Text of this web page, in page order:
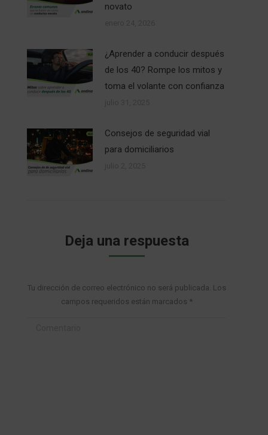
novato
¿Aprender a conducir después
de los 40? Rompe los mitos y
toma el volante con confianza
Consejos de seguridad vial
para domiciliarios
Deja una respuesta
Tu dirección de correo electrónico no será publicada. Los
campos requeridos están marcados *